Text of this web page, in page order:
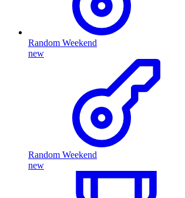
Random Weekend
new
Random Weekend
new